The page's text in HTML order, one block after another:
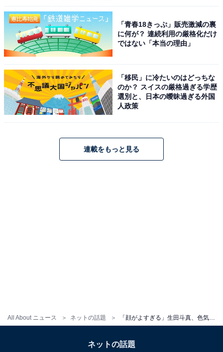
All About ニュース ネットの話題
「青春18きっぷ」販売激減の裏
に何が？ 連続利用の厳格化だけ
ではない「本当の理由」
「移民」に冷たいのはどっちな
のか？ スイスの厳格過ぎる学歴
選別と、日本の曖昧過ぎる外国
人政策
連載をもっと見る
ネットの話題